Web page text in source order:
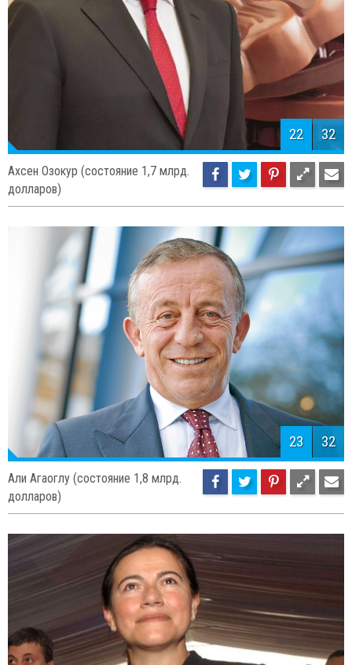
22 32
Ахсен Озокур (состояние 1,7 млрд.
23 32
Али Агаоглу (состояние 1,8 млрд.
долларов)